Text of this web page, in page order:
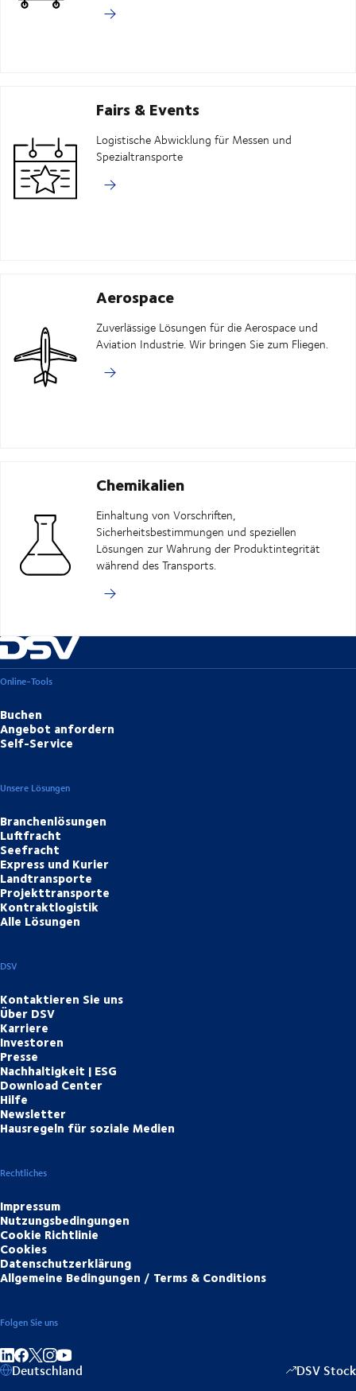
Fairs & Events
Logistische Abwicklung für Messen und
Spezialtransporte
Aerospace
Zuverlässige Lösungen für die Aerospace und
Aviation Industrie. Wir bringen Sie zum Fliegen.
Chemikalien
Einhaltung von Vorschriften,
Sicherheitsbestimmungen und speziellen
Lösungen zur Wahrung der Produktintegrität
während des Transports.
Online-Tools
Buchen
Angebot anfordern
Self-Service
Unsere Lösungen
Branchenlösungen
Luftfracht
Seefracht
Express und Kurier
Landtransporte
Projekttransporte
Kontraktlogistik
Alle Lösungen
DSV
Kontaktieren Sie uns
Über DSV
Karriere
Investoren
Presse
Nachhaltigkeit | ESG
Download Center
Hilfe
Newsletter
Hausregeln für soziale Medien
Rechtliches
Impressum
Nutzungsbedingungen
Cookie Richtlinie
Cookies
Datenschutzerklärung
Allgemeine Bedingungen / Terms & Conditions
Folgen Sie uns
Auf LinkedIn teilen
Auf Facebook teilen
Auf Instagram teilen
Auf YouTube teilen
Deutschland DSV Stock